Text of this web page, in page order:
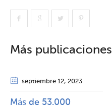
Más publicaciones
septiembre 12, 2023
Más de 53.000